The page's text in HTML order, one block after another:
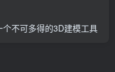
不可多得的3D建模工具